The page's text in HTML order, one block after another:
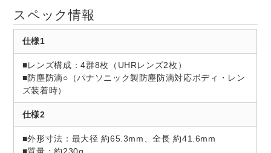
スペック情報
仕様1
■レンズ構成：4群8枚（UHRレンズ2枚）
■防塵防滴○（パナソニック製防塵防滴対応ボディ・レン
ズ装着時）
仕様2
■外形寸法：最大径 約65.3mm、全長 約41.6mm
■質量：約230g